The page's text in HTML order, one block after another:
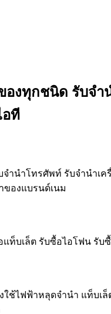
งทุกชนิด รับจ
ที
นำโทรศัพท์ รับจำนำเค
ของแบรนด์เนม
บเล็ต รับซื้อไอโฟน รับ
ช้ไฟฟ้าหลุดจำนำ แท็บ